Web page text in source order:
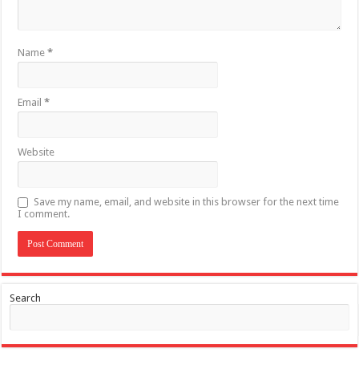
Name*
Email*
Website
Save my name, email, and website in this browser for the next time
I comment.
Search